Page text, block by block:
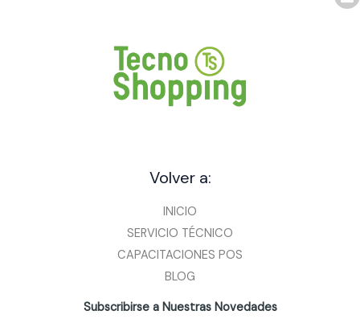
Volver a:
INICIO
SERVICIO TÉCNICO
CAPACITACIONES POS
BLOG
Subscribirse a Nuestras Novedades